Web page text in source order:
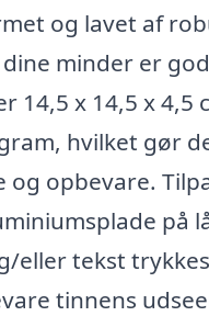
og lavet af
dine minder er
14,5 x 14,5 x 4,5
hvilket gør
og opbevare.
på
eller tekst
tinnens